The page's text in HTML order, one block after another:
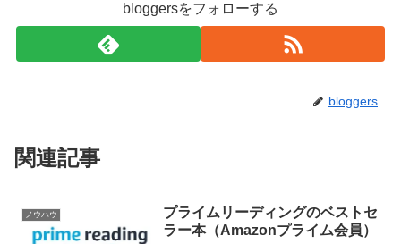
bloggersをフォローする
bloggers
関連記事
ノウハウ
プライムリーディングのベストセ
ラー本（Amazonプライム会員）